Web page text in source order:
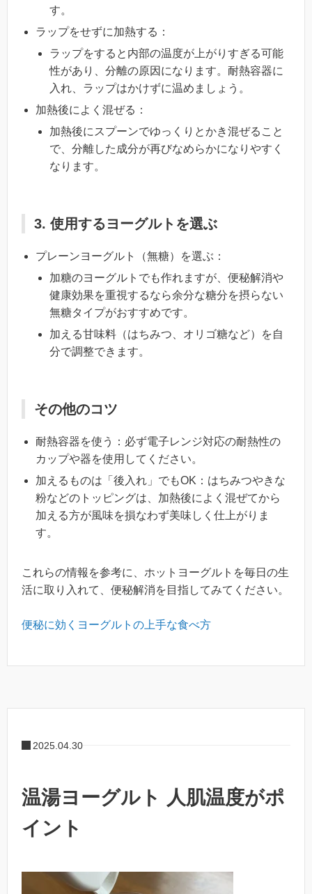
す。
ラップをせずに加熱する：
ラップをすると内部の温度が上がりすぎる可能
性があり、分離の原因になります。耐熱容器に
入れ、ラップはかけずに温めましょう。
加熱後によく混ぜる：
加熱後にスプーンでゆっくりとかき混ぜること
で、分離した成分が再びなめらかになりやすく
なります。
3. 使用するヨーグルトを選ぶ
プレーンヨーグルト（無糖）を選ぶ：
加糖のヨーグルトでも作れますが、便秘解消や
健康効果を重視するなら余分な糖分を摂らない
無糖タイプがおすすめです。
加える甘味料（はちみつ、オリゴ糖など）を自
分で調整できます。
その他のコツ
耐熱容器を使う：必ず電子レンジ対応の耐熱性の
カップや器を使用してください。
加えるものは「後入れ」でもOK：はちみつやきな
粉などのトッピングは、加熱後によく混ぜてから
加える方が風味を損なわず美味しく仕上がりま
す。
これらの情報を参考に、ホットヨーグルトを毎日の生
活に取り入れて、便秘解消を目指してみてください。
便秘に効くヨーグルトの上手な食べ方
2025.04.30
温湯ヨーグルト 人肌温度がポ
イント